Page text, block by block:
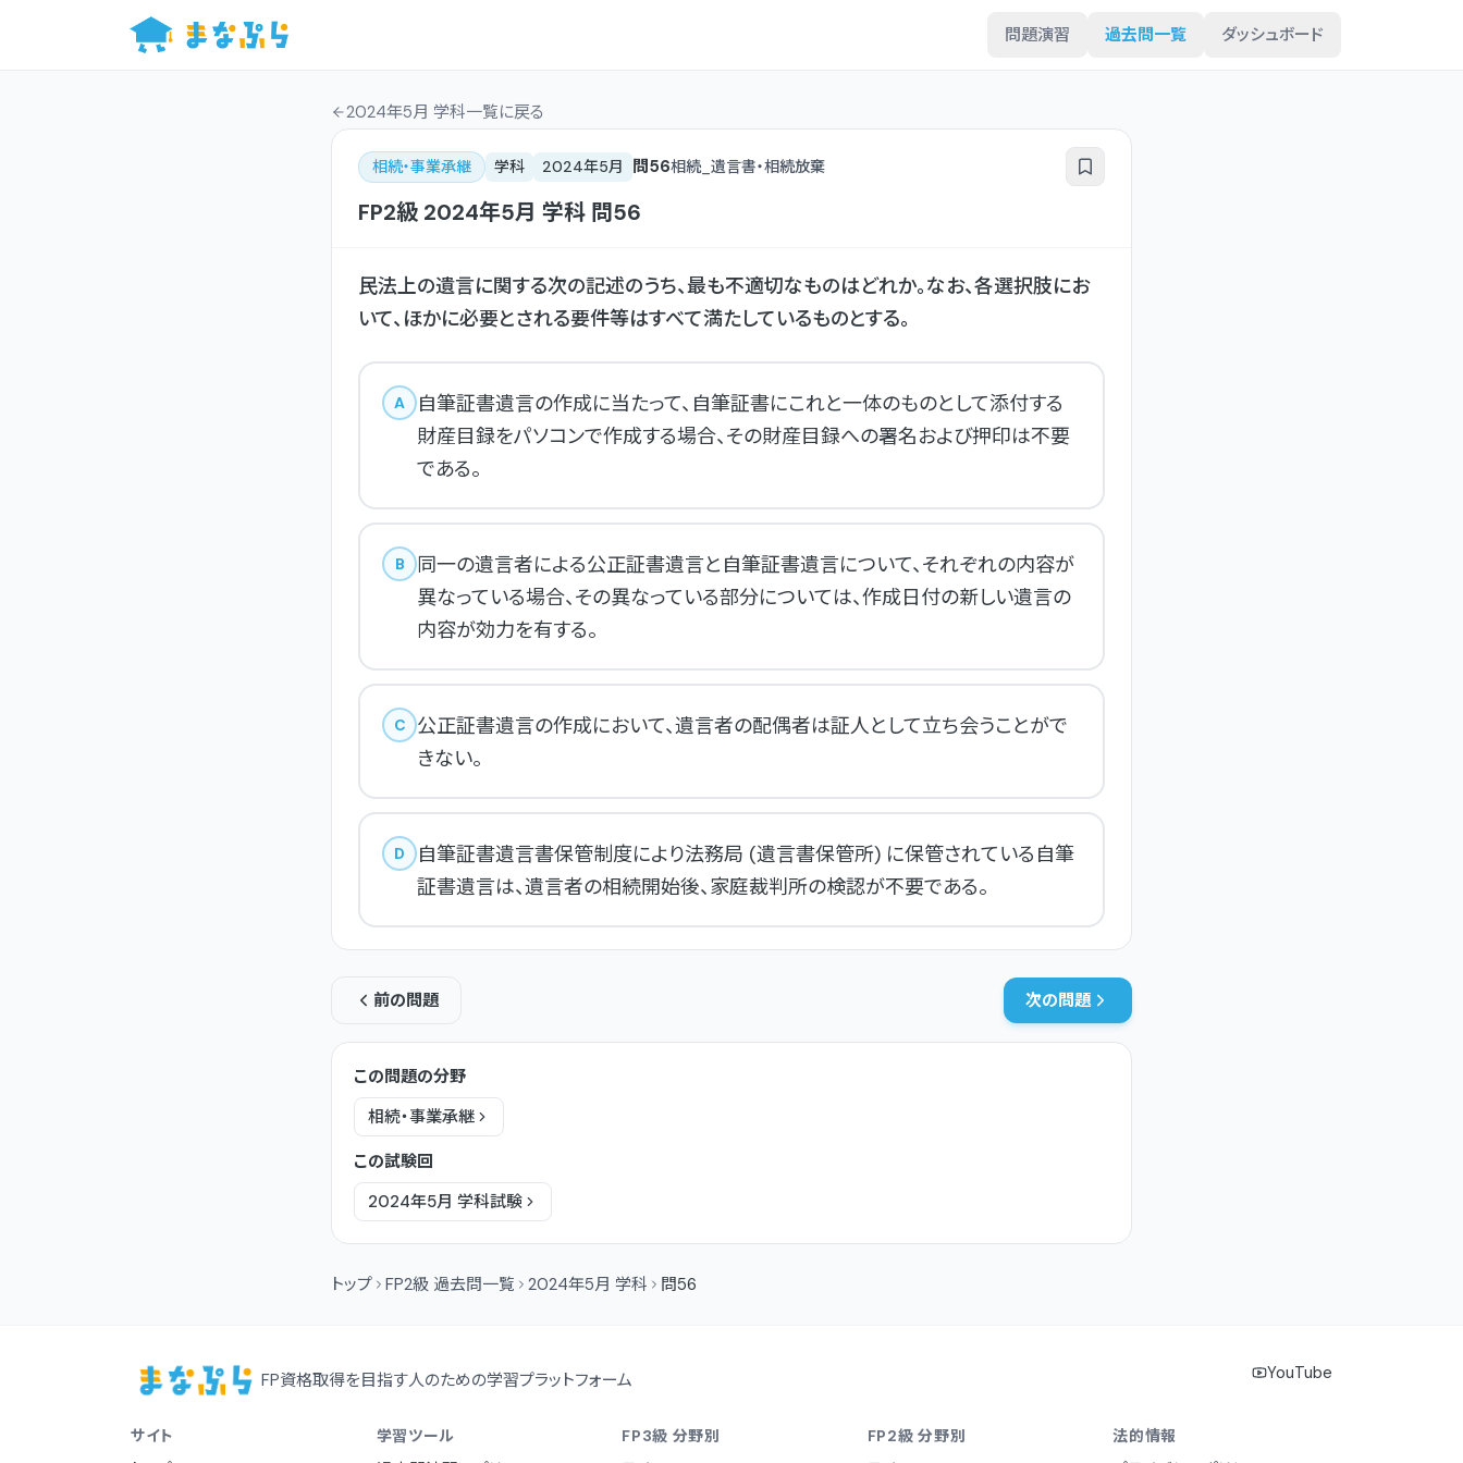
問題演習 過去問一覧 ダッシュボード
2024年5月 学科一覧に戻る
相続・事業承継 学科 2024年5月 問56相続_遺言書・相続放棄
FP2級 2024年5月 学科 問56
民法上の遺言に関する次の記述のうち、最も不適切なものはどれか。なお、各選択肢にお
いて、ほかに必要とされる要件等はすべて満たしているものとする。
A
自筆証書遺言の作成に当たって、自筆証書にこれと一体のものとして添付する
財産目録をパソコンで作成する場合、その財産目録への署名および押印は不要
である。
B
同一の遺言者による公正証書遺言と自筆証書遺言について、それぞれの内容が
異なっている場合、その異なっている部分については、作成日付の新しい遺言の
内容が効力を有する。
C
公正証書遺言の作成において、遺言者の配偶者は証人として立ち会うことがで
きない。
D
自筆証書遺言書保管制度により法務局 (遺言書保管所) に保管されている自筆
証書遺言は、遺言者の相続開始後、家庭裁判所の検認が不要である。
前の問題 次の問題
この問題の分野
相続・事業承継
この試験回
2024年5月 学科試験
トップ FP2級 過去問一覧 2024年5月 学科 問56
FP資格取得を目指す人のための学習プラットフォーム YouTube
サイト 学習ツール FP3級 分野別 FP2級 分野別 法的情報